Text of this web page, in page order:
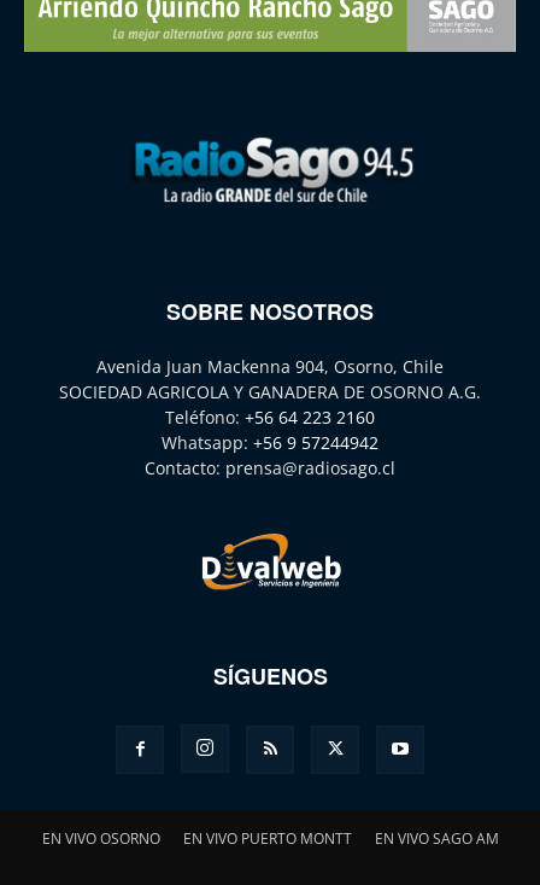
SOBRE NOSOTROS
Avenida Juan Mackenna 904, Osorno, Chile
SOCIEDAD AGRICOLA Y GANADERA DE OSORNO A.G.
Teléfono: +56 64 223 2160
Whatsapp: +56 9 57244942
Contacto: prensa@radiosago.cl
SÍGUENOS
EN VIVO OSORNO EN VIVO PUERTO MONTT EN VIVO SAGO AM